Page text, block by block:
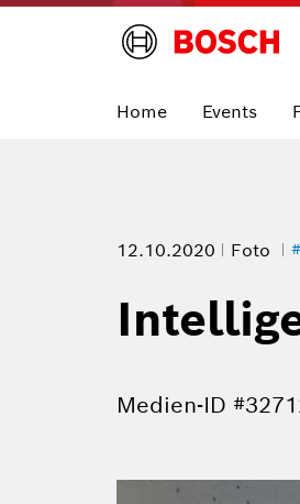
Home Events
12.10.2020 Foto
Medien-ID